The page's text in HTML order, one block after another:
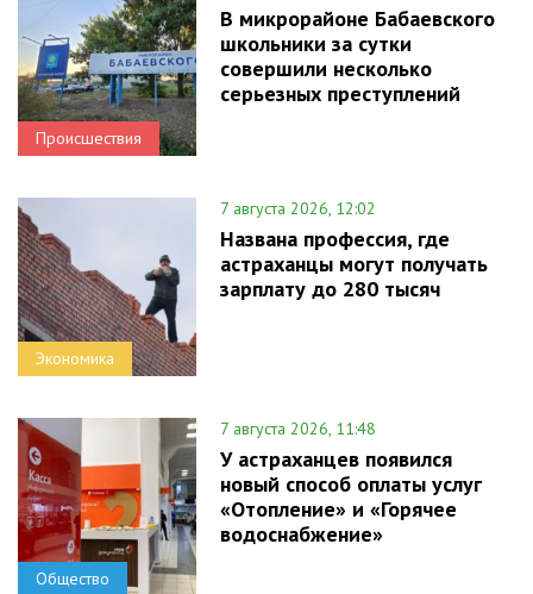
Происшествия
В микрорайоне Бабаевского
школьники за сутки
совершили несколько
серьезных преступлений
Экономика
7 августа 2026, 12:02
Названа профессия, где
астраханцы могут получать
зарплату до 280 тысяч
Общество
7 августа 2026, 11:48
У астраханцев появился
новый способ оплаты услуг
«Отопление» и «Горячее
водоснабжение»